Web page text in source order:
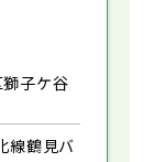
子ケ谷
線鶴見バ